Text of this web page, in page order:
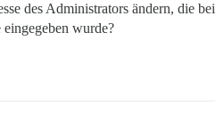
des Administrators ändern, die bei
wurde?